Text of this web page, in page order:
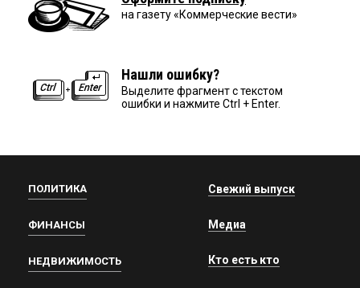
на газету «Коммерческие вести»
Нашли ошибку?
Выделите фрагмент с текстом
ошибки и нажмите Ctrl + Enter.
ПОЛИТИКА
ФИНАНСЫ
НЕДВИЖИМОСТЬ
Свежий выпуск
Медиа
Кто есть кто